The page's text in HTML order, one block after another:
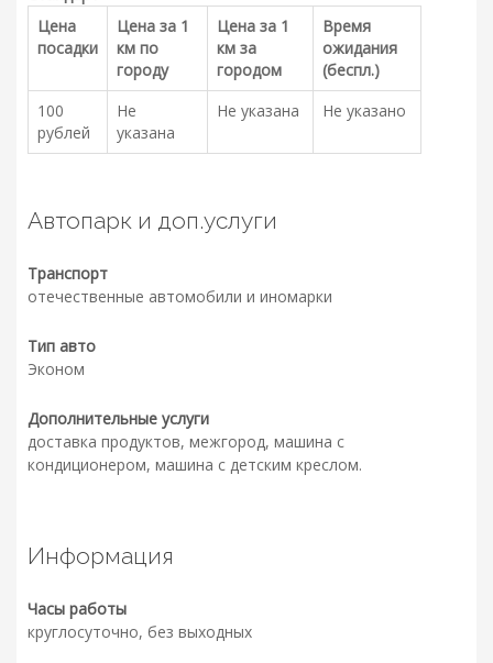
Цена
посадки
Цена за 1
км по
городу
Цена за 1
км за
городом
Время
ожидания
(беспл.)
100
рублей
Не
указана
Не указана Не указано
Автопарк и доп.услуги
Транспорт
отечественные автомобили и иномарки
Тип авто
Эконом
Дополнительные услуги
доставка продуктов, межгород, машина с
кондиционером, машина с детским креслом.
Информация
Часы работы
круглосуточно, без выходных